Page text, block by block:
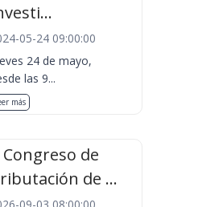
05-24 09:00:00
24 de mayo,
las 9...
más
Congreso de
de ...